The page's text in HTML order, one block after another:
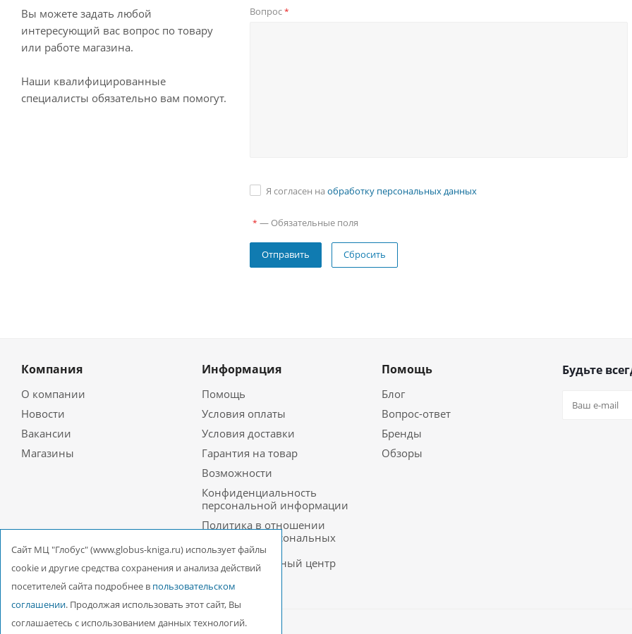
Вы можете задать любой
интересующий вас вопрос по товару
или работе магазина.
Наши квалифицированные
специалисты обязательно вам помогут.
Вопрос*
Я согласен на обработку персональных данных
* — Обязательные поля
Сбросить
Компания
О компании
Новости
Вакансии
Магазины
Информация
Помощь
Условия оплаты
Условия доставки
Гарантия на товар
Возможности
Конфиденциальность
персональной информации
Политика в отношении
обработки персональных
данных в ООО
Межрегиональный центр
«Глобус»
Помощь
Блог
Вопрос-ответ
Бренды
Обзоры
Будьте
Cайт МЦ "Глобус" (www.globus-kniga.ru) использует файлы
cookie и другие средства сохранения и анализа действий
посетителей сайта подробнее в пользовательском
соглашении. Продолжая использовать этот сайт, Вы
соглашаетесь с использованием данных технологий.